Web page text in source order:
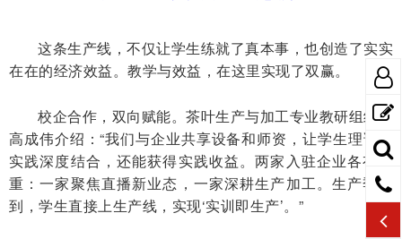
这条生产线，不仅让学生练就了真本事，也创造了实实
在在的经济效益。教学与效益，在这里实现了双赢。
校企合作，双向赋能。茶叶生产与加工专业教研组组长
高成伟介绍：“我们与企业共享设备和师资，让学生理论与
实践深度结合，还能获得实践收益。两家入驻企业各有侧
重：一家聚焦直播新业态，一家深耕生产加工。生产季一
到，学生直接上生产线，实现‘实训即生产’。”